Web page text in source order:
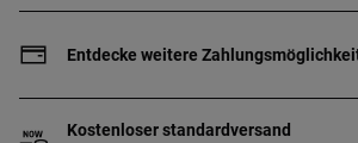
Entdecke weitere
Kostenloser standardversand